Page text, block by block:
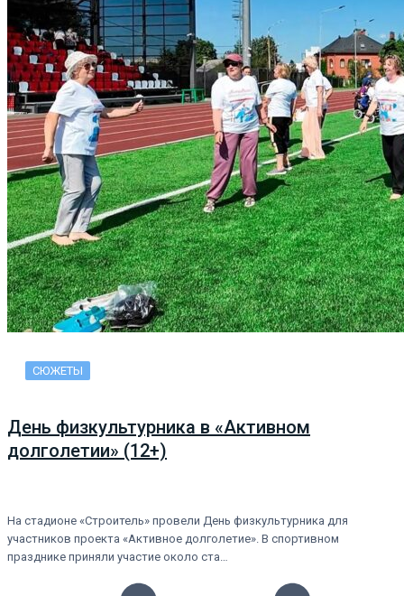
СЮЖЕТЫ
День физкультурника в «Активном
долголетии» (12+)
На стадионе «Строитель» провели День физкультурника для
участников проекта «Активное долголетие». В спортивном
празднике приняли участие около ста…